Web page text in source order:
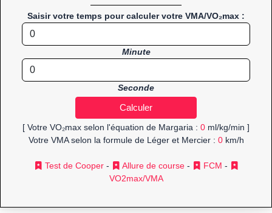
Saisir votre temps pour calculer votre VMA/VO₂max :
Minute
Seconde
[ Votre VO₂max selon l'équation de Margaria : 0 ml/kg/min ]
Votre VMA selon la formule de Léger et Mercier : 0km/h
Test de Cooper- Allure de course- FCM -
VO2max/VMA